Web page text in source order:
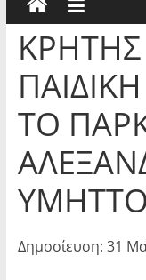
ΤΟ
Δημοσίευση: 31